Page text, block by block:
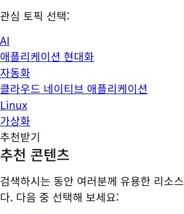
관심 토픽 선택:
AI
애플리케이션 현대화
자동화
클라우드 네이티브 애플리케이션
Linux
가상화
추천받기
추천 콘텐츠
검색하시는 동안 여러분께 유용한 리소
다. 다음 중 선택해 보세요: